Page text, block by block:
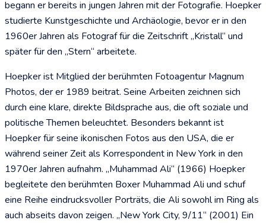
begann er bereits in jungen Jahren mit der Fotografie. Hoepker
studierte Kunstgeschichte und Archäologie, bevor er in den
1960er Jahren als Fotograf für die Zeitschrift „Kristall“ und
später für den „Stern“ arbeitete.
Hoepker ist Mitglied der berühmten Fotoagentur Magnum
Photos, der er 1989 beitrat. Seine Arbeiten zeichnen sich
durch eine klare, direkte Bildsprache aus, die oft soziale und
politische Themen beleuchtet. Besonders bekannt ist
Hoepker für seine ikonischen Fotos aus den USA, die er
während seiner Zeit als Korrespondent in New York in den
1970er Jahren aufnahm. „Muhammad Ali“ (1966) Hoepker
begleitete den berühmten Boxer Muhammad Ali und schuf
eine Reihe eindrucksvoller Porträts, die Ali sowohl im Ring als
auch abseits davon zeigen. „New York City, 9/11“ (2001) Ein